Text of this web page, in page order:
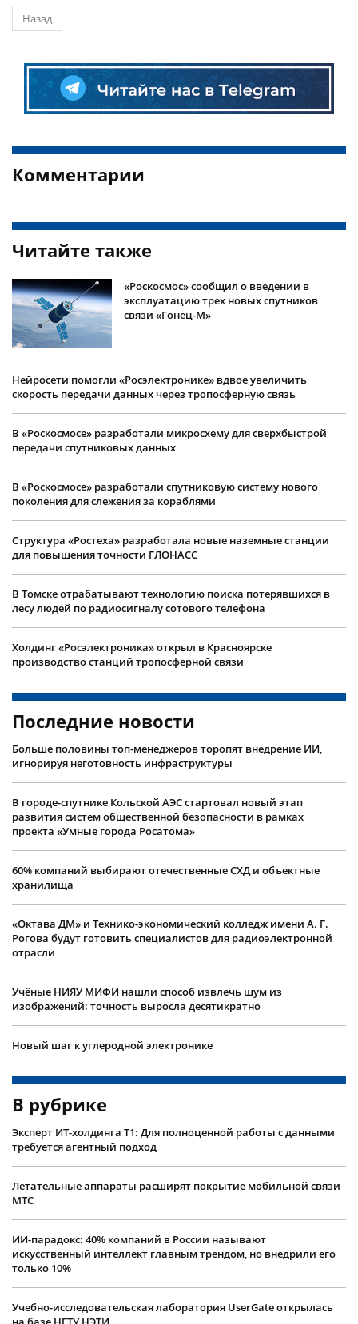
Назад
Комментарии
Читайте также
«Роскосмос» сообщил о введении в
эксплуатацию трех новых спутников
связи «Гонец-М»
Нейросети помогли «Росэлектронике» вдвое увеличить
скорость передачи данных через тропосферную связь
В «Роскосмосе» разработали микросхему для сверхбыстрой
передачи спутниковых данных
В «Роскосмосе» разработали спутниковую систему нового
поколения для слежения за кораблями
Структура «Ростеха» разработала новые наземные станции
для повышения точности ГЛОНАСС
В Томске отрабатывают технологию поиска потерявшихся в
лесу людей по радиосигналу сотового телефона
Холдинг «Росэлектроника» открыл в Красноярске
производство станций тропосферной связи
Последние новости
Больше половины топ-менеджеров торопят внедрение ИИ,
игнорируя неготовность инфраструктуры
В городе-спутнике Кольской АЭС стартовал новый этап
развития систем общественной безопасности в рамках
проекта «Умные города Росатома»
60% компаний выбирают отечественные СХД и объектные
хранилища
«Октава ДМ» и Технико-экономический колледж имени А. Г.
Рогова будут готовить специалистов для радиоэлектронной
отрасли
Учëные НИЯУ МИФИ нашли способ извлечь шум из
изображений: точность выросла десятикратно
Новый шаг к углеродной электронике
В рубрике
Эксперт ИТ-холдинга Т1: Для полноценной работы с данными
требуется агентный подход
Летательные аппараты расширят покрытие мобильной связи
МТС
ИИ-парадокс: 40% компаний в России называют
искусственный интеллект главным трендом, но внедрили его
только 10%
Учебно-исследовательская лаборатория UserGate открылась